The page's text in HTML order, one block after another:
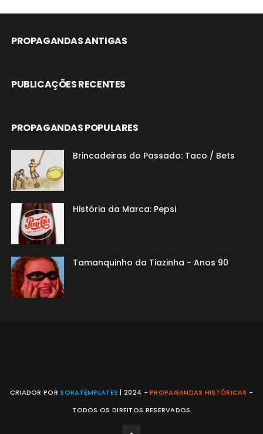
PROPAGANDAS ANTIGAS
PUBLICAÇÕES RECENTES
PROPAGANDAS POPULARES
Brincadeiras do Passado: Taco / Bets
História da Marca: Pepsi
Tamanquinho da Tiazinha - Anos 90
CRIADOR PORSORATEMPLATES | 2024 -PROPAGANDAS HISTÓRICAS -
TODOS OS DIREITOS RESERVADOS